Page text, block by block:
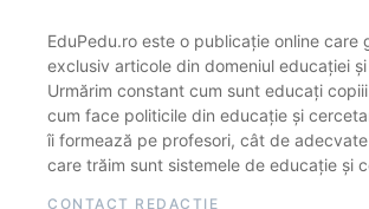
EduPedu.ro este o publicație online care
exclusiv articole din domeniul educației
Urmărim constant cum sunt educați
cum face politicile din educație și
îi formează pe profesori, cât de adecvate
care trăim sunt sistemele de educație și
CONTACT REDACȚIE